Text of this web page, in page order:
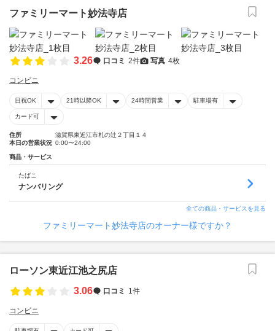
ファミリーマート妙法寺店
3.26 口コミ 2件 写真 4枚
コンビニ
日祝OK 21時以降OK 24時間営業 駐車場有
カード可
住所
滋賀県東近江市札の辻２丁目１４
本日の営業状況 0:00〜24:00
商品・サービス
たばこ
ナンバリング
全ての商品・サービスを見る
ファミリーマート妙法寺店のオーナー様ですか？
ローソン東近江池之尻店
3.06
口コミ 1件
コンビニ